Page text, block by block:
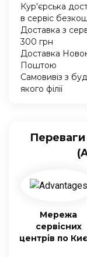
Кур'єрська
в сервіс
Доставка з
300 грн
Доставка
Поштою
Самовивіз з
якого філії
Мережа
сервісних
центрів по